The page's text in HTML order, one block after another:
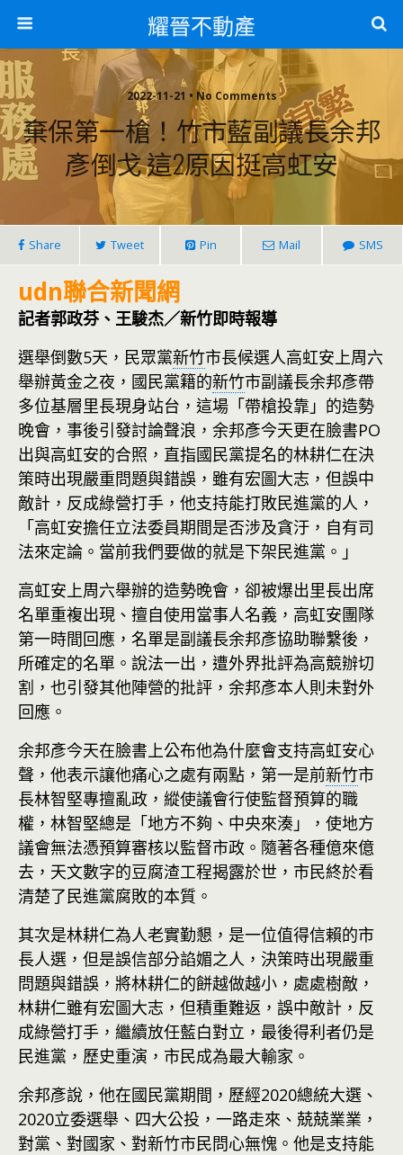
耀晉不動產
2022-11-21 • No Comments
棄保第一槍！竹市藍副議長余邦
彥倒戈 這2原因挺高虹安
Share Tweet Pin Mail SMS
udn聯合新聞網
記者郭政芬、王駿杰／新竹即時報導
選舉倒數5天，民眾黨新竹市長候選人高虹安上周六
舉辦黃金之夜，國民黨籍的新竹市副議長余邦彥帶
多位基層里長現身站台，這場「帶槍投靠」的造勢
晚會，事後引發討論聲浪，余邦彥今天更在臉書PO
出與高虹安的合照，直指國民黨提名的林耕仁在決
策時出現嚴重問題與錯誤，雖有宏圖大志，但誤中
敵計，反成綠營打手，他支持能打敗民進黨的人，
「高虹安擔任立法委員期間是否涉及貪汙，自有司
法來定論。當前我們要做的就是下架民進黨。」
高虹安上周六舉辦的造勢晚會，卻被爆出里長出席
名單重複出現、擅自使用當事人名義，高虹安團隊
第一時間回應，名單是副議長余邦彥協助聯繫後，
所確定的名單。說法一出，遭外界批評為高競辦切
割，也引發其他陣營的批評，余邦彥本人則未對外
回應。
余邦彥今天在臉書上公布他為什麼會支持高虹安心
聲，他表示讓他痛心之處有兩點，第一是前新竹市
長林智堅專擅亂政，縱使議會行使監督預算的職
權，林智堅總是「地方不夠、中央來湊」，使地方
議會無法憑預算審核以監督市政。隨著各種億來億
去，天文數字的豆腐渣工程揭露於世，市民終於看
清楚了民進黨腐敗的本質。
其次是林耕仁為人老實勤懇，是一位值得信賴的市
長人選，但是誤信部分諂媚之人，決策時出現嚴重
問題與錯誤，將林耕仁的餅越做越小，處處樹敵，
林耕仁雖有宏圖大志，但積重難返，誤中敵計，反
成綠營打手，繼續放任藍白對立，最後得利者仍是
民進黨，歷史重演，市民成為最大輸家。
余邦彥說，他在國民黨期間，歷經2020總統大選、
2020立委選舉、四大公投，一路走來、兢兢業業，
對黨、對國家、對新竹市民問心無愧。他是支持能